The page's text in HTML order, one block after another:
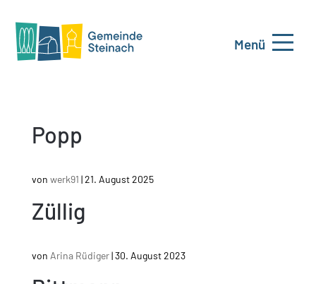
Menü
Popp
von werk91 |21. August 2025
Züllig
von Arina Rüdiger|30. August 2023